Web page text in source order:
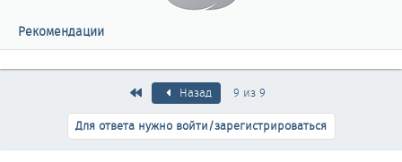
Рекомендации
ПервыйНазад
9 из 9
Для ответа нужно войти/зарегистрироваться